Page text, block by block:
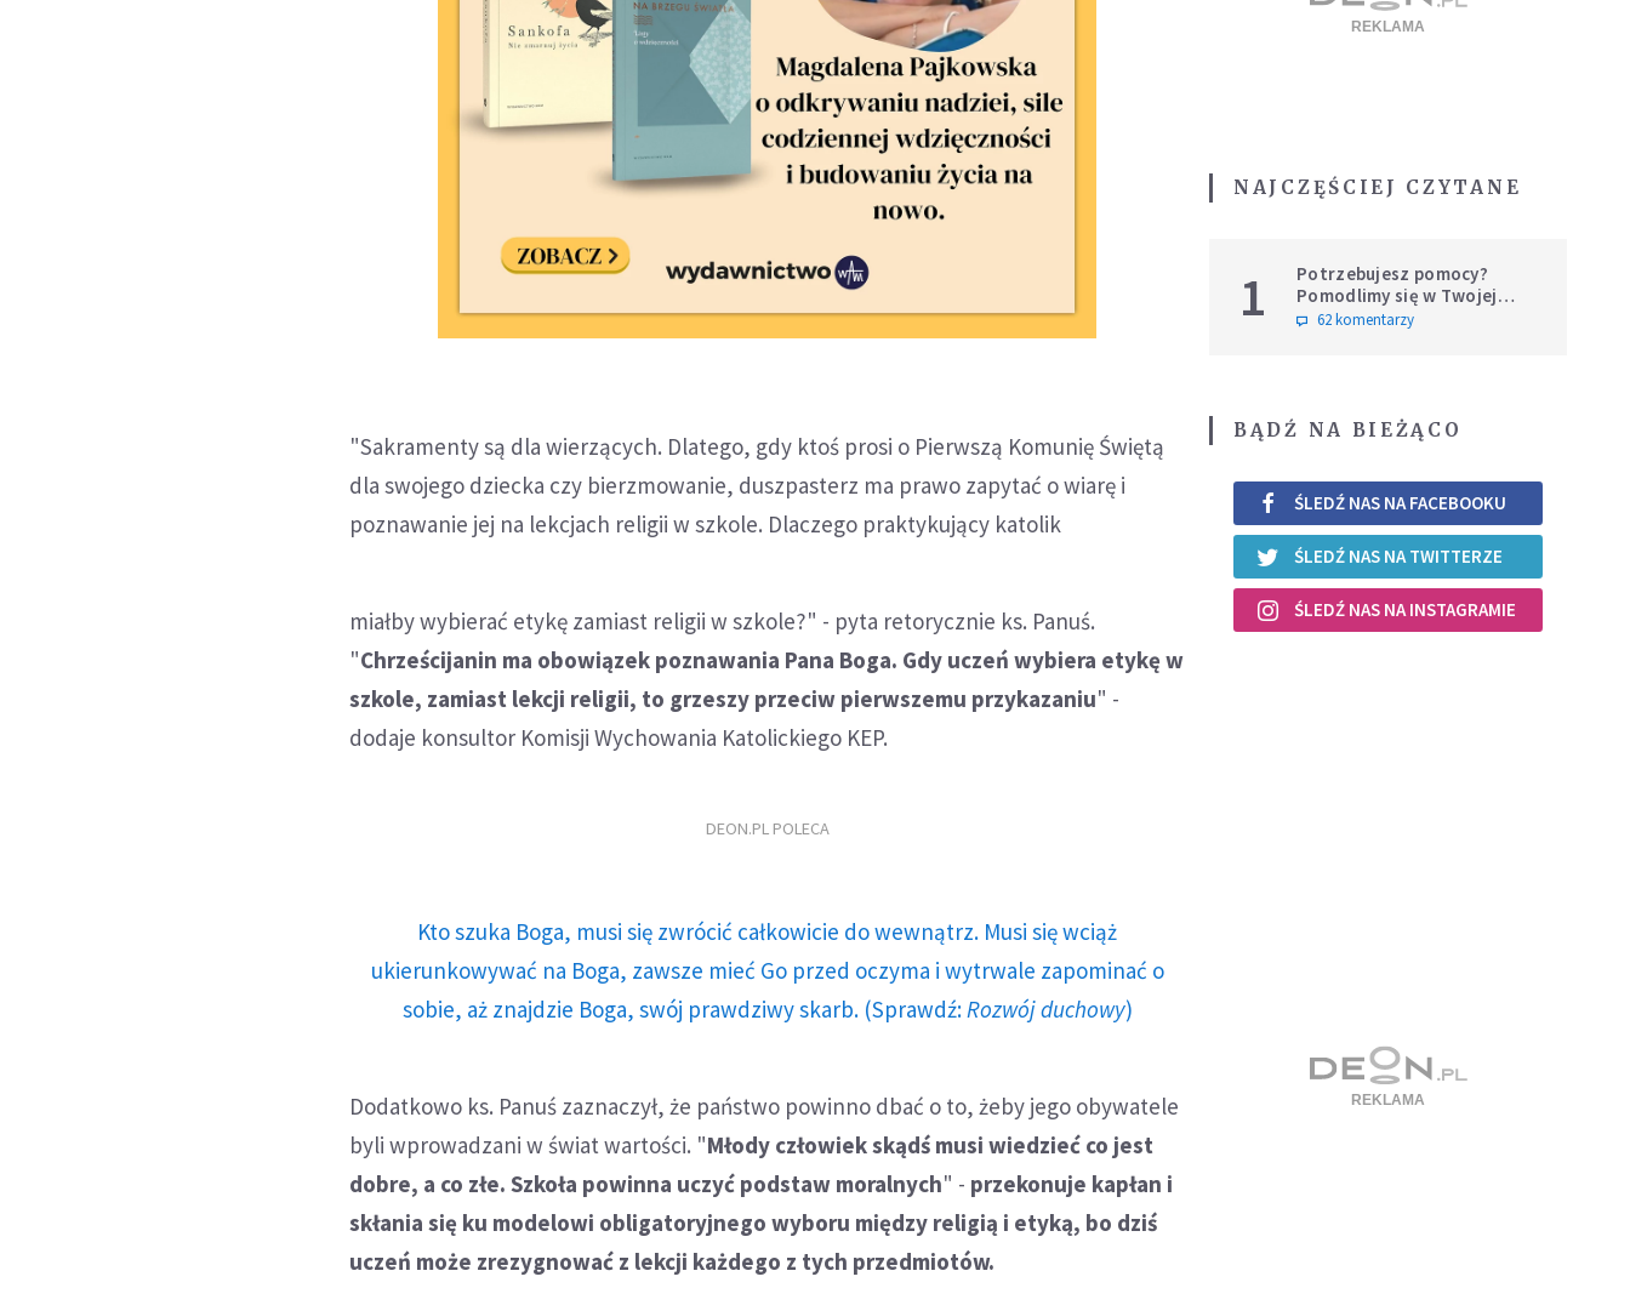
"Sakramenty są dla wierzących. Dlatego, gdy ktoś prosi o Pierwszą Komunię Świętą
dla swojego dziecka czy bierzmowanie, duszpasterz ma prawo zapytać o wiarę i
poznawanie jej na lekcjach religii w szkole. Dlaczego praktykujący katolik
miałby wybierać etykę zamiast religii w szkole?" - pyta retorycznie ks. Panuś.
"Chrześcijanin ma obowiązek poznawania Pana Boga. Gdy uczeń wybiera etykę w
szkole, zamiast lekcji religii, to grzeszy przeciw pierwszemu przykazaniu" -
dodaje konsultor Komisji Wychowania Katolickiego KEP.
DEON.PL POLECA
Kto szuka Boga, musi się zwrócić całkowicie do wewnątrz. Musi się wciąż
ukierunkowywać na Boga, zawsze mieć Go przed oczyma i wytrwale zapominać o
sobie, aż znajdzie Boga, swój prawdziwy skarb. (Sprawdź:Rozwój duchowy)
Dodatkowo ks. Panuś zaznaczył, że państwo powinno dbać o to, żeby jego obywatele
byli wprowadzani w świat wartości. "Młody człowiek skądś musi wiedzieć co jest
dobre, a co złe. Szkoła powinna uczyć podstaw moralnych" - przekonuje kapłan i
skłania się ku modelowi obligatoryjnego wyboru między religią i etyką, bo dziś
uczeń może zrezygnować z lekcji każdego z tych przedmiotów.
NAJCZĘŚCIEJ CZYTANE
1
Potrzebujesz pomocy?
Pomodlimy się w Twojej
intencji
62 komentarzy
BĄDŹ NA BIEŻĄCO
ŚLEDŹ NAS NA FACEBOOKU
ŚLEDŹ NAS NA TWITTERZE
ŚLEDŹ NAS NA INSTAGRAMIE